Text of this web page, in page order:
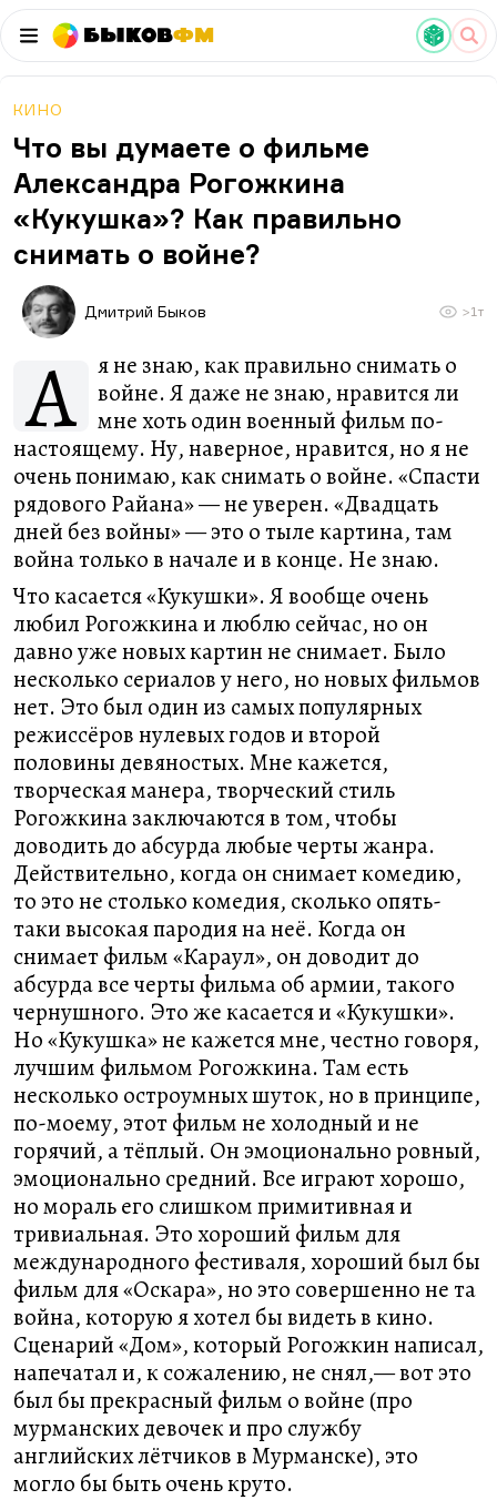
БыковФМ
КИНО
Что вы думаете о фильме
Александра Рогожкина
«Кукушка»? Как правильно
снимать о войне?
Дмитрий Быков >1т
А
я не знаю, как правильно снимать о
войне. Я даже не знаю, нравится ли
мне хоть один военный фильм по-
настоящему. Ну, наверное, нравится, но я не
очень понимаю, как снимать о войне. «Спасти
рядового Райана» — не уверен. «Двадцать
дней без войны» — это о тыле картина, там
война только в начале и в конце. Не знаю.
Что касается «Кукушки». Я вообще очень
любил Рогожкина и люблю сейчас, но он
давно уже новых картин не снимает. Было
несколько сериалов у него, но новых фильмов
нет. Это был один из самых популярных
режиссёров нулевых годов и второй
половины девяностых. Мне кажется,
творческая манера, творческий стиль
Рогожкина заключаются в том, чтобы
доводить до абсурда любые черты жанра.
Действительно, когда он снимает комедию,
то это не столько комедия, сколько опять-
таки высокая пародия на неё. Когда он
снимает фильм «Караул», он доводит до
абсурда все черты фильма об армии, такого
чернушного. Это же касается и «Кукушки».
Но «Кукушка» не кажется мне, честно говоря,
лучшим фильмом Рогожкина. Там есть
несколько остроумных шуток, но в принципе,
по-моему, этот фильм не холодный и не
горячий, а тёплый. Он эмоционально ровный,
эмоционально средний. Все играют хорошо,
но мораль его слишком примитивная и
тривиальная. Это хороший фильм для
международного фестиваля, хороший был бы
фильм для «Оскара», но это совершенно не та
война, которую я хотел бы видеть в кино.
Сценарий «Дом», который Рогожкин написал,
напечатал и, к сожалению, не снял,— вот это
был бы прекрасный фильм о войне (про
мурманских девочек и про службу
английских лётчиков в Мурманске), это
могло бы быть очень круто.